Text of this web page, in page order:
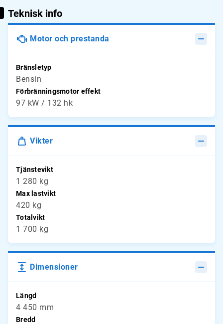
Teknisk info
Motor och prestanda
Bränsletyp
Bensin
Förbränningsmotor effekt
97 kW / 132 hk
Vikter
Tjänstevikt
1 280 kg
Max lastvikt
420 kg
Totalvikt
1 700 kg
Dimensioner
Längd
4 450 mm
Bredd